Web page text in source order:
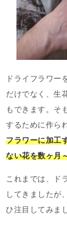
ドライフラワー
だけでなく、生
もできます。そ
するために作ら
フラワーに加工
ない花を数ヶ月
これまでは、ド
してきましたが
ひ注目してみま